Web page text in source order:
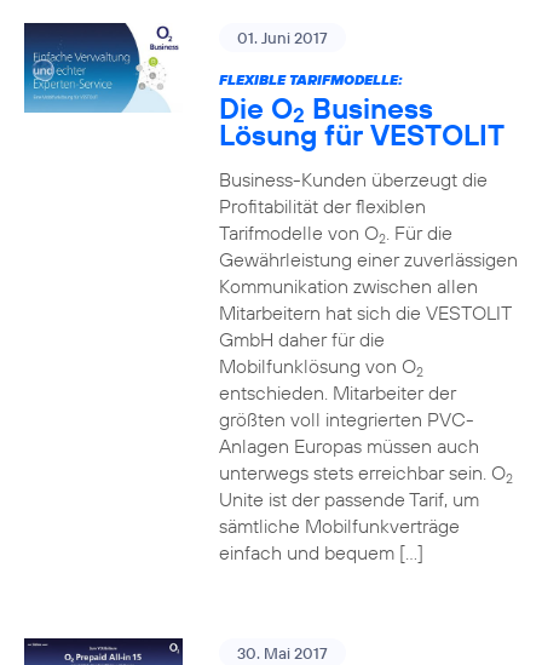
01. Juni 2017
FLEXIBLE TARIFMODELLE:
Die O2 Business
Lösung für VESTOLIT
Business-Kunden überzeugt die
Profitabilität der flexiblen
Tarifmodelle von O2. Für die
Gewährleistung einer zuverlässigen
Kommunikation zwischen allen
Mitarbeitern hat sich die VESTOLIT
GmbH daher für die
Mobilfunklösung von O2
entschieden. Mitarbeiter der
größten voll integrierten PVC-
Anlagen Europas müssen auch
unterwegs stets erreichbar sein. O2
Unite ist der passende Tarif, um
sämtliche Mobilfunkverträge
einfach und bequem […]
30. Mai 2017